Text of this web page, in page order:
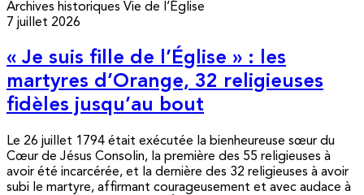
Archives historiques Vie de l’Église
7 juillet 2026
« Je suis fille de l’Église » : les
martyres d’Orange, 32 religieuses
fidèles jusqu’au bout
Le 26 juillet 1794 était exécutée la bienheureuse sœur du
Cœur de Jésus Consolin, la première des 55 religieuses à
avoir été incarcérée, et la dernière des 32 religieuses à avoir
subi le martyre, affirmant courageusement et avec audace à